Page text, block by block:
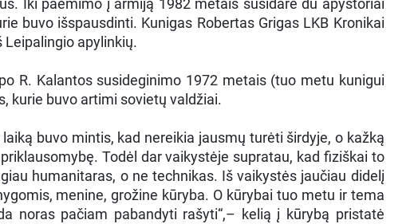
Iki paėmimo į armiją 1982 metais susidarė du apystoriai
buvo išspausdinti. Kunigas Robertas Grigas LKB Kronikai
apylinkių.
R. Kalantos susideginimo 1972 metais (tuo metu kunigui
kurie buvo artimi sovietų valdžiai.
buvo mintis, kad nereikia jausmų turėti širdyje, o kažką
Todėl dar vaikystėje supratau, kad fiziškai to
humanitaras, o ne technikas. Iš vaikystės jaučiau didelį
menine, grožine kūryba. O kūrybai tuo metu ir tema
noras pačiam pabandyti rašyti“,– kelią į kūrybą pristatė